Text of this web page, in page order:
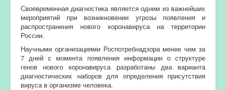
Своевременная диагностика является одним из важнейших
мероприятий при возникновении угрозы появления и
распространения нового коронавируса на территории
России.
Научными организациями Роспотребнадзора менее чем за
7 дней с момента появления информации о структуре
генов нового коронавируса разработаны два варианта
диагностических наборов для определения присутствия
вируса в организме человека.